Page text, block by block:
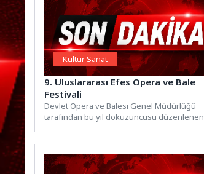
Kültür Sanat
9. Uluslararası Efes Opera ve Bale
Festivali
Devlet Opera ve Balesi Genel Müdürlüğü
tarafından bu yıl dokuzuncusu düzenlenen